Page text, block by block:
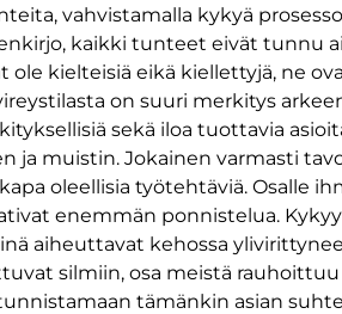
vahvistamalla kykyä
kaikki tunteet eivät tunnu
kielteisiä eikä kiellettyjä, ne
on suuri merkitys
sekä iloa tuottavia
ja muistin. Jokainen varmasti
oleellisia työtehtäviä. Osalle
enemmän ponnistelua.
aiheuttavat kehossa
silmiin, osa meistä
tämänkin asian